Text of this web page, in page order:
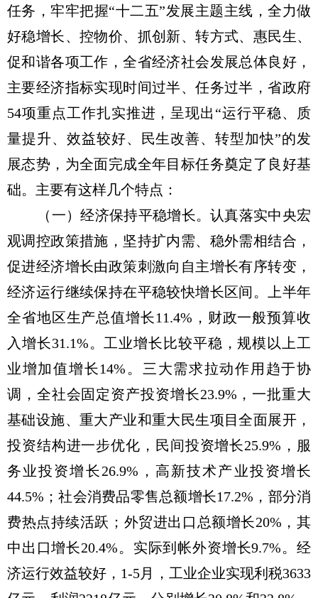
任务，牢牢把握“十二五”发展主题主线，全力做
好稳增长、控物价、抓创新、转方式、惠民生、
促和谐各项工作，全省经济社会发展总体良好，
主要经济指标实现时间过半、任务过半，省政府
54项重点工作扎实推进，呈现出“运行平稳、质
量提升、效益较好、民生改善、转型加快”的发
展态势，为全面完成全年目标任务奠定了良好基
础。主要有这样几个特点：
（一）经济保持平稳增长。认真落实中央宏
观调控政策措施，坚持扩内需、稳外需相结合，
促进经济增长由政策刺激向自主增长有序转变，
经济运行继续保持在平稳较快增长区间。上半年
全省地区生产总值增长11.4%，财政一般预算收
入增长31.1%。工业增长比较平稳，规模以上工
业增加值增长14%。三大需求拉动作用趋于协
调，全社会固定资产投资增长23.9%，一批重大
基础设施、重大产业和重大民生项目全面展开，
投资结构进一步优化，民间投资增长25.9%，服
务业投资增长26.9%，高新技术产业投资增长
44.5%；社会消费品零售总额增长17.2%，部分消
费热点持续活跃；外贸进出口总额增长20%，其
中出口增长20.4%。实际到帐外资增长9.7%。经
济运行效益较好，1-5月，工业企业实现利税3633